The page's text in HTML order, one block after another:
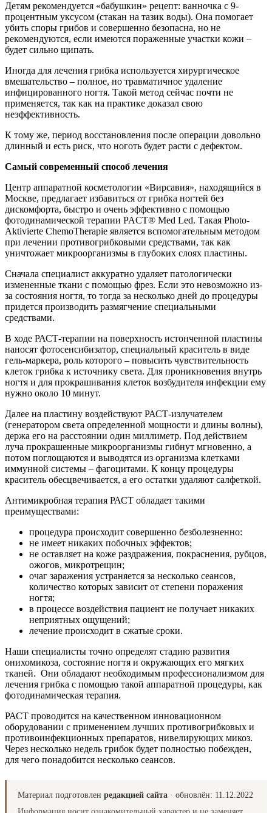
Детям рекомендуется «бабушкин» рецепт: ванночка с 9-
процентным уксусом (стакан на тазик воды). Она помогает
убить споры грибов и совершенно безопасна, но не
рекомендуются, если имеются пораженные участки кожи –
будет сильно щипать.
Иногда для лечения грибка используется хирургическое
вмешательство – полное, но травматичное удаление
инфицированного ногтя. Такой метод сейчас почти не
применяется, так как на практике доказал свою
неэффективность.
К тому же, период восстановления после операции довольно
длинный и есть риск, что ноготь будет расти с дефектом.
Самый современный способ лечения
Центр аппаратной косметологии «Вирсавия», находящийся в
Москве, предлагает избавиться от грибка ногтей без
дискомфорта, быстро и очень эффективно с помощью
фотодинамической терапии PACT® Med Led. Такая Photo-
Aktivierte ChemoTherapie является вспомогательным методом
при лечении противогрибковыми средствами, так как
уничтожает микроорганизмы в глубоких слоях пластины.
Сначала специалист аккуратно удаляет патологически
измененные ткани с помощью фрез. Если это невозможно из-
за состояния ногтя, то тогда за несколько дней до процедуры
придется производить размягчение специальными
средствами.
В ходе РАСТ-терапии на поверхность истонченной пластины
наносят фотосенсибизатор, специальный краситель в виде
гель-маркера, роль которого – повысить чувствительность
клеток грибка к источнику света. Для проникновения внутрь
ногтя и для прокрашивания клеток возбудителя инфекции ему
нужно около 10 минут.
Далее на пластину воздействуют РАСТ-излучателем
(генератором света определенной мощности и длины волны),
держа его на расстоянии один миллиметр. Под действием
луча прокрашенные микроорганизмы гибнут мгновенно, а
потом поглощаются и выводятся из организма клетками
иммунной системы – фагоцитами. К концу процедуры
краситель обесцвечивается, а его остатки удаляют салфеткой.
Антимикробная терапия РАСТ обладает такими
преимуществами:
процедура происходит совершенно безболезненно:
не имеет никаких побочных эффектов;
не оставляет на коже раздражения, покраснения, рубцов,
ожогов, микротрещин;
очаг заражения устраняется за несколько сеансов,
количество которых зависит от степени поражения
ногтя;
в процессе воздействия пациент не получает никаких
неприятных ощущений;
лечение происходит в сжатые сроки.
Наши специалисты точно определят стадию развития
онихомикоза, состояние ногтя и окружающих его мягких
тканей. Они обладают необходимым профессионализмом для
лечения грибка с помощью такой аппаратной процедуры, как
фотодинамическая терапия.
РАСТ проводится на качественном инновационном
оборудовании с применением лучших противогрибковых и
противоинфекционных препаратов, нивелирующих микоз.
Через несколько недель грибок будет полностью побежден,
для чего понадобится несколько сеансов.
Материал подготовлен редакцией сайта · обновлён: 11.12.2022